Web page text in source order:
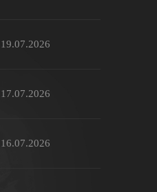
19.07.2026
17.07.2026
16.07.2026